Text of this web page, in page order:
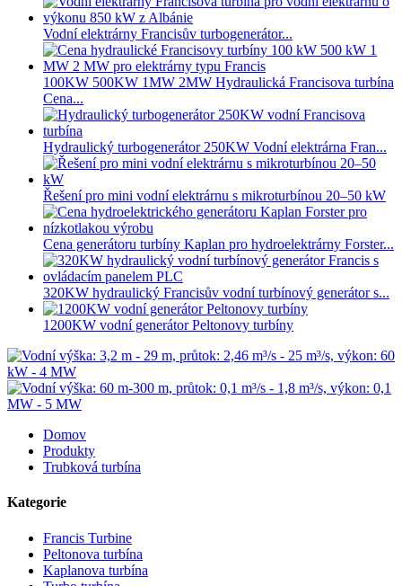
Vodní elektrárny Francisův turbogenerátor...
100KW 500KW 1MW 2MW Hydraulická Francisova turbína
Cena...
Hydraulický turbogenerátor 250KW Vodní elektrárna Fran...
Řešení pro mini vodní elektrárnu s mikroturbínou 20–50 kW
Cena generátoru turbíny Kaplan pro hydroelektrárny Forster...
320KW hydraulický Francisův vodní turbínový generátor s...
1200KW vodní generátor Peltonovy turbíny
Domov
Produkty
Trubková turbína
Kategorie
Francis Turbine
Peltonova turbína
Kaplanova turbína